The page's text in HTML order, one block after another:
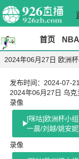
首页 NBA
2024年06月27日 欧洲
发布时间：2024-07-
2024年06月27日 乌
录像
[咪咕]欧洲杯小
一晨/刘越/姚安
录像